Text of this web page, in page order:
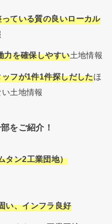
ている質の良いローカル
力を確保しやすい土地情報
フが1件1件探しだしたほ
土地情報
をご紹介！
タン2工業団地）
い、インフラ良好